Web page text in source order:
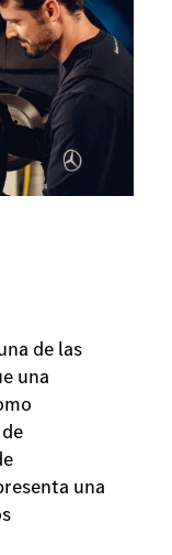
de las
una
una